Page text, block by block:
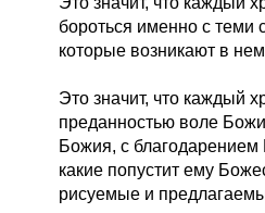
бороться именно с теми
которые возникают в
Это значит, что каждый
преданностью воле
Божия, с благодарением
какие попустит ему
рисуемые и